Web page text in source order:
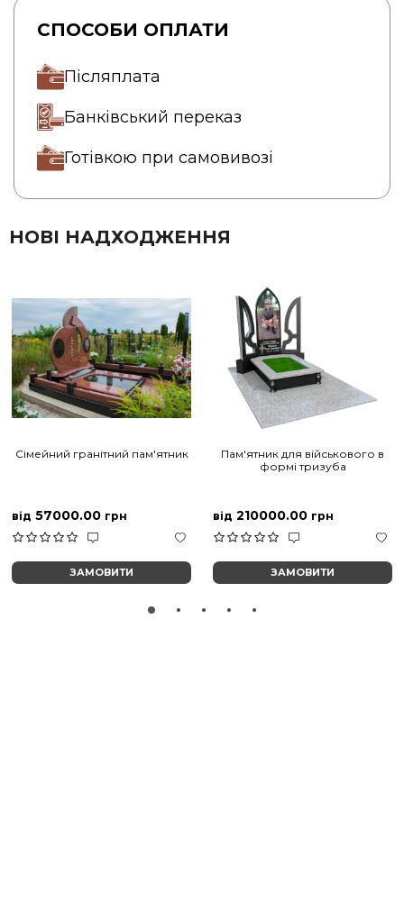
СПОСОБИ ОПЛАТИ
Післяплата
Банківський переказ
Готівкою при самовивозі
НОВІ НАДХОДЖЕННЯ
Сімейний гранітний пам'ятник
від 57000.00 грн
ЗАМОВИТИ
Пам'ятник для військового в
формі тризуба
від 210000.00 грн
ЗАМОВИТИ